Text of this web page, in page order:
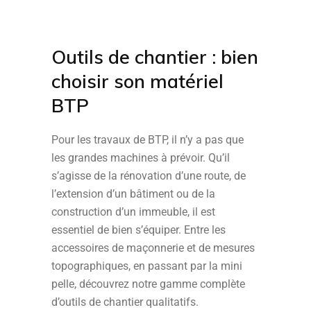
Outils de chantier : bien
choisir son matériel
BTP
Pour les travaux de BTP, il n’y a pas que
les grandes machines à prévoir. Qu’il
s’agisse de la rénovation d’une route, de
l’extension d’un bâtiment ou de la
construction d’un immeuble, il est
essentiel de bien s’équiper. Entre les
accessoires de maçonnerie et de mesures
topographiques, en passant par la mini
pelle, découvrez notre gamme complète
d’outils de chantier qualitatifs.